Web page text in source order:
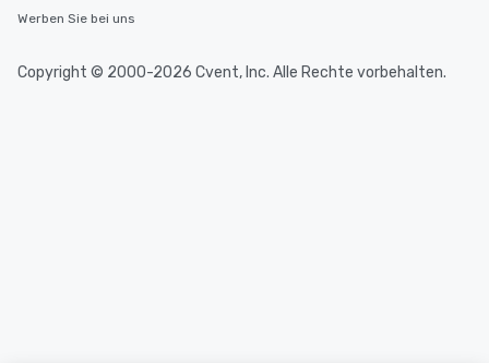
Werben Sie bei uns
Copyright © 2000-2026 Cvent, Inc. Alle Rechte vorbehalten.